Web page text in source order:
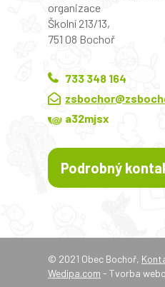
organizace
Školní 213/13,
751 08 Bochoř
733 348 164
a32mjsx
Podrobný
© 2021 Obec Bochoř,
Wedipa.com - Tvorba